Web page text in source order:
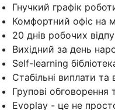
Гнучкий графік
Комфортний офіс на
20 днів робочих
Вихідний за день
Self-learning
Стабільні виплати
Групові обговорення
Evoplay - це не